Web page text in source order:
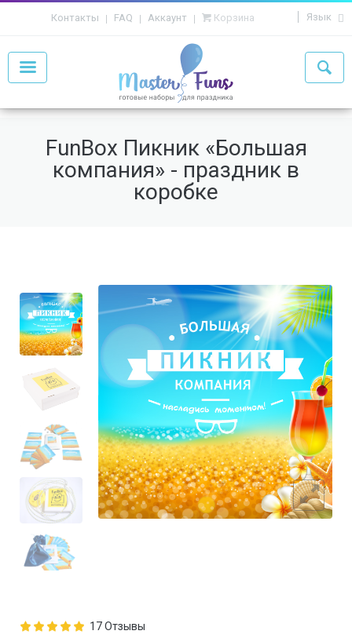
Контакты FAQ Аккаунт Корзина Язык
FunBox Пикник «Большая
компания» - праздник в
коробке
17 Отзывы